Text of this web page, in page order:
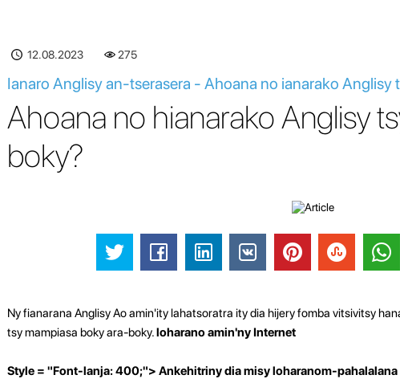
12.08.2023 275
Ianaro Anglisy an-tserasera - Ahoana no ianarako Anglisy
Ahoana no hianarako Anglisy
boky?
Ny fianarana Anglisy Ao amin'ity lahatsoratra ity dia hijery fomba vitsivitsy
tsy mampiasa boky ara-boky.loharano amin'ny Internet
Style = "Font-lanja: 400;"> Ankehitriny dia misy loharanom-pahalalana